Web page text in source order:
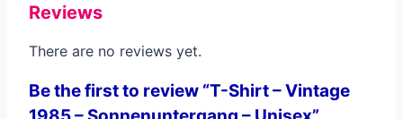
Reviews
There are no reviews yet.
Be the first to review “T-Shirt – Vintage